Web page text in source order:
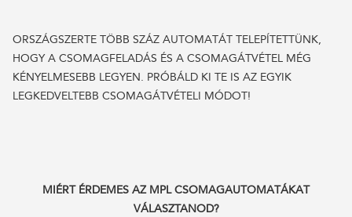
ORSZÁGSZERTE TÖBB SZÁZ AUTOMATÁT TELEPÍTETTÜNK,
HOGY A CSOMAGFELADÁS ÉS A CSOMAGÁTVÉTEL MÉG
KÉNYELMESEBB LEGYEN. PRÓBÁLD KI TE IS AZ EGYIK
LEGKEDVELTEBB CSOMAGÁTVÉTELI MÓDOT!
MIÉRT ÉRDEMES AZ MPL CSOMAGAUTOMATÁKAT
VÁLASZTANOD?